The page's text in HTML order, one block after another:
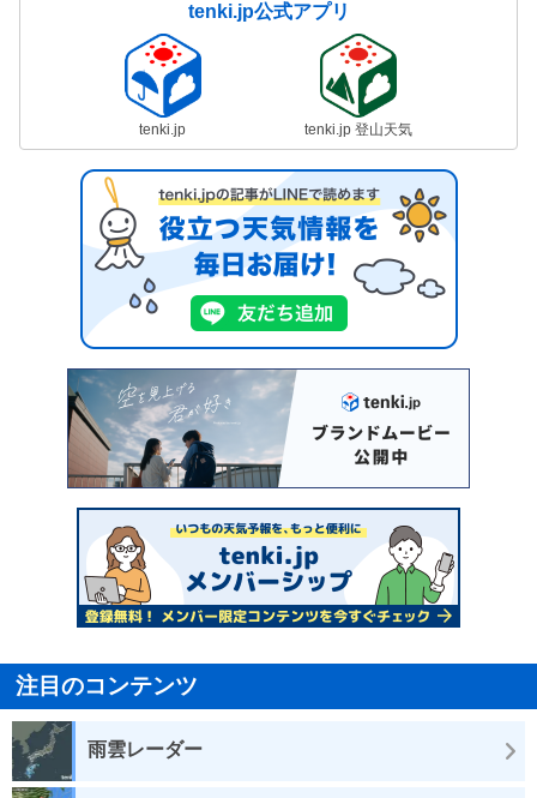
tenki.jp公式アプリ
tenki.jp tenki.jp 登山天気
注目のコンテンツ
雨雲レーダー